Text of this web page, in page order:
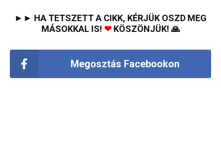
►► HA TETSZETT A CIKK, KÉRJÜK OSZD MEG
MÁSOKKAL IS! ❤KÖSZÖNJÜK! 🙏
Megosztás Facebookon